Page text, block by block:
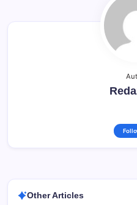
Other Articles